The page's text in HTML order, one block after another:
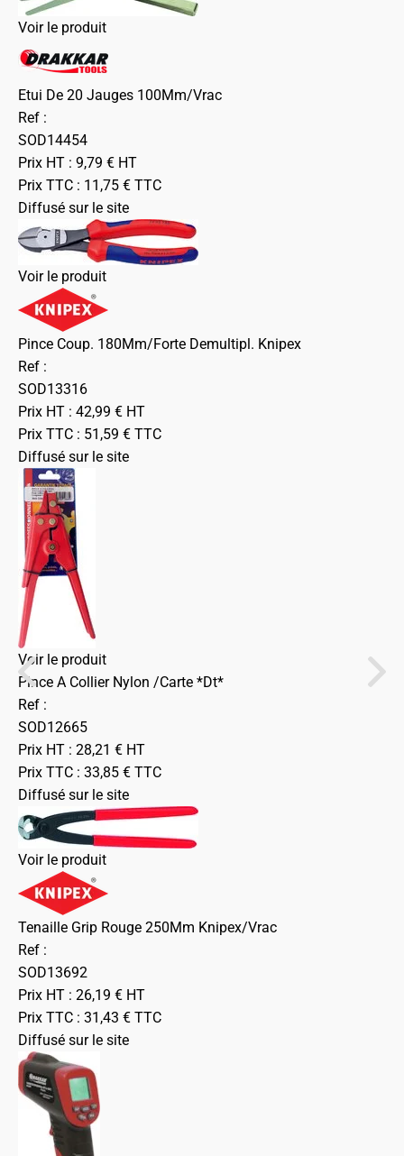
Voir le produit
Etui De 20 Jauges 100Mm/Vrac
Ref :
SOD14454
Prix HT : 9,79 € HT
Prix TTC : 11,75 € TTC
Diffusé sur le site
Voir le produit
Pince Coup. 180Mm/Forte Demultipl. Knipex
Ref :
SOD13316
Prix HT : 42,99 € HT
Prix TTC : 51,59 € TTC
Diffusé sur le site
Voir le produit
Pince A Collier Nylon /Carte *Dt*
Ref :
SOD12665
Prix HT : 28,21 € HT
Prix TTC : 33,85 € TTC
Diffusé sur le site
Voir le produit
Tenaille Grip Rouge 250Mm Knipex/Vrac
Ref :
SOD13692
Prix HT : 26,19 € HT
Prix TTC : 31,43 € TTC
Diffusé sur le site